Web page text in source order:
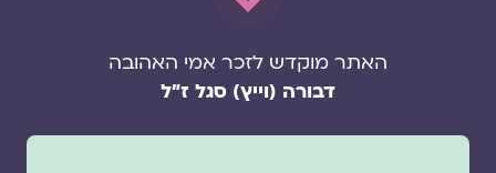
האתר מוקדש לזכר אמי האהובה
דבורה (וייץ) סגל ז"ל